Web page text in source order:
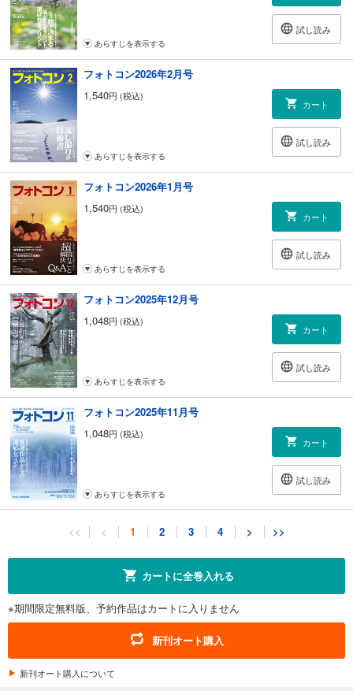
写真連載
010 風の写心気「在来線」立木義浩
032 GEOSCAPE「潜岩」竹下光士
034 瞬「スキージャンプ」水谷章人
036 季節の音色「眩光の朝に」米 美知子
038 SOUL OF ANIMALS「キタキツネ」前川貴行
連載
008 私がサンディスクのメモリーカードを選ぶ理由 中西敏貴
161 換えたらもっと面白くなる 並木 隆のレンズを楽しむフォトレッスン
「動きを読むことで 躍動感の表現を目指す！」 学ぶ人 松本さやか
164 作品づくりの必須スキルを学ぶ画像処理＆プリンティング講座
プリントを制する者はコンテストを制す！
「必要な機材をそろえる」 諏訪光二
169 例会会場から実践的写真教室
「キヤノンフォトクラブ小田原」
173 第124回 クラブ対抗デジフォト合戦 in 萩
フォトギャラリー写創蔵×フォトサークル下関
205 中谷吉隆の「フォトハイ句！」
208 一生懸命フォトグラファー列伝 神立尚紀
第194回「折戸信行さん」
215 プロフェッショナル・サンデー・フォトグラファー 永井孝尚
第2回「第一の心得“写真を趣味ではなく、ライフワーク・自己表現の手段
として考えている”」
218 昭和風町歩きのススメ 大西みつぐ
第2回「港町13番地」を探して（川崎）
220 あの人の名言 鳥原 学
第2回 林 忠彦
221 吉森信哉のきっと役立つ写真にまつわる豆知識
今月のお題「ISO感度」
222 安田菜津紀の今、伝えたいこと
第2回 家族の定義
223 フォトグラファーの憂鬱 第2回 宮本恒則
224 ～乗り鉄タレント桃ちゃんが教える～
225 写真仲間からのメッセージ いま気になっていること
情報
014 立木義浩に聞く「撮影の際、カメラはどう選ぶのですか？」
136 オリンパス ミラーレス一眼で作品づくりを楽しもう！ in 福島
齋藤広亨／関 勝雄／斎藤祐二／松崎貴文／佐久間幸子
奈良輪喜義／三浦照生／齋藤ひろ恵／穀野只信
試し読み
あらすじを表示する
フォトコン2026年2月号
1,540円 (税込)
カート
試し読み
あらすじを表示する
フォトコン2026年1月号
1,540円 (税込)
カート
試し読み
あらすじを表示する
フォトコン2025年12月号
1,048円 (税込)
カート
試し読み
あらすじを表示する
フォトコン2025年11月号
1,048円 (税込)
カート
試し読み
あらすじを表示する
フォトコン2025年10月号
試し読み
あらすじを表示する
フォトコン2025年9月号
1,048円 (税込)
<< < 1 2 3 4 > >>
カートに全巻入れる
※期間限定無料版、予約作品はカートに入りません
新刊オート購入
新刊オート購入について